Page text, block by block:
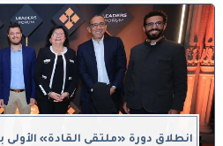
انطلاق دورة «ملتقى القادة»